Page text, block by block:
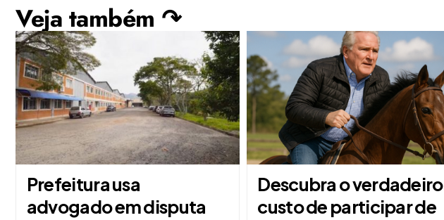
Veja também ↷
Prefeitura usa
advogado em disputa
Descubra o verdadeiro
custo de participar de